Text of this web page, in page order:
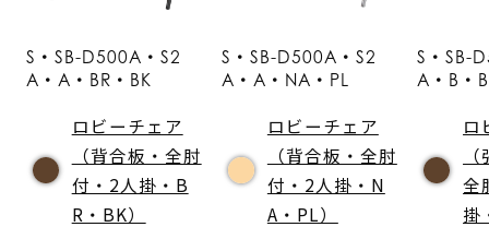
S・SB-D500A・S2
A・A・BR・BK
ロビーチェア
（背合板・全肘
付・2人掛・B
R・BK）
S・SB-D500A・S2
A・A・NA・PL
ロビーチェア
（背合板・全肘
付・2人掛・N
A・PL）
S・SB-
A・B・
ロ
全
掛